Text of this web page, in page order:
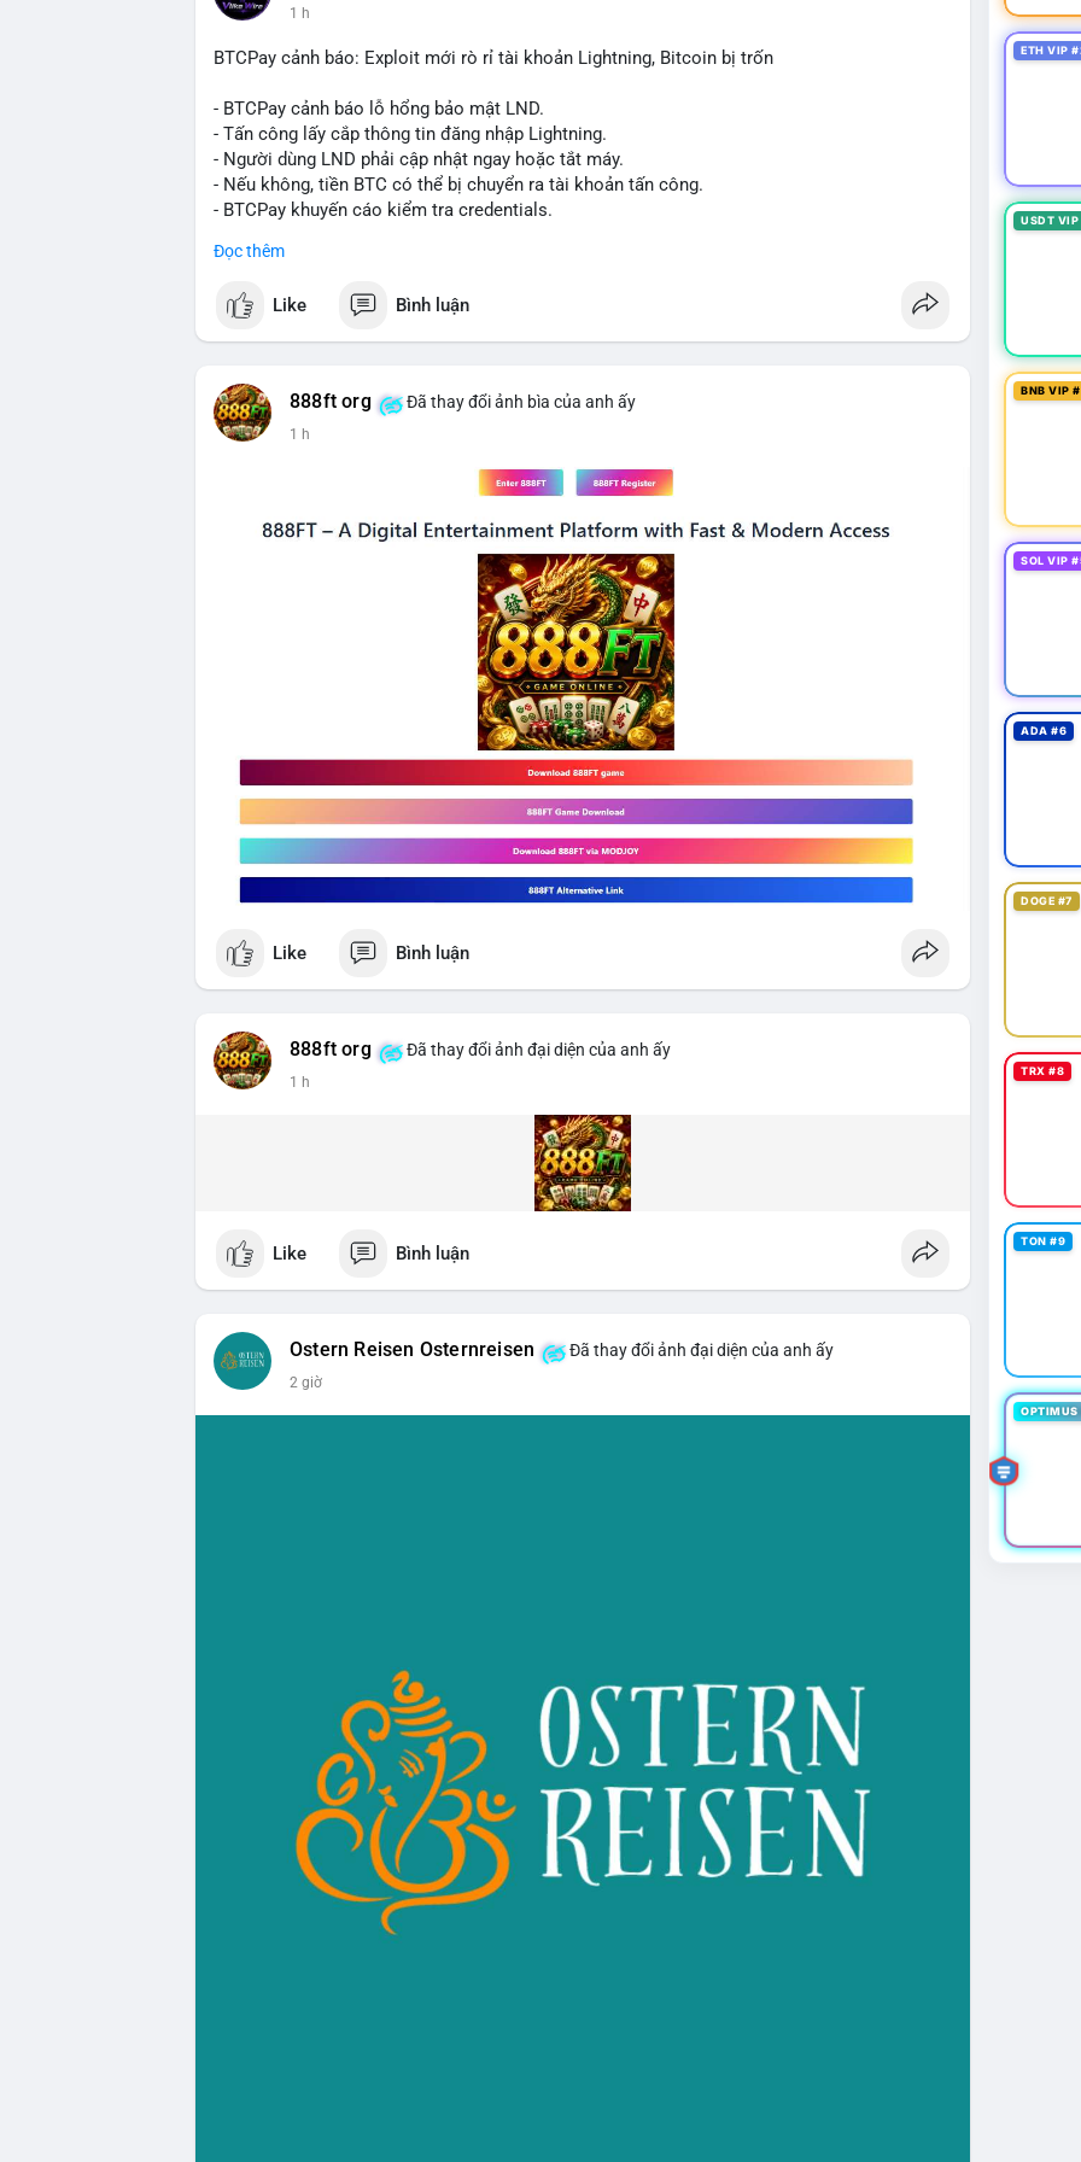
lệnh chuyển tiếp theo.
Lời khuyên:
định xu hướng rõ ràng hơn. Tránh hành động vội vàng dựa trên một giao dịch đơn lẻ, hãy kết
hợp với khối lượng giao dịch chung và biểu đồ giá để đưa ra quyết định hợp lý.
#289btc #chuyenvilon #giaodichchuaxacnhan #biendongcung
1 h
BTCPay cảnh báo: Exploit mới rò rỉ tài khoản Lightning, Bitcoin bị trốn
- BTCPay cảnh báo lỗ hổng bảo mật LND.
- Tấn công lấy cắp thông tin đăng nhập Lightning.
- Người dùng LND phải cập nhật ngay hoặc tắt máy.
- Nếu không, tiền BTC có thể bị chuyển ra tài khoản tấn công.
- BTCPay khuyến cáo kiểm tra credentials.
#binancesquare
$btc
📰 Nguồn: CoinDesk
Đọc thêm
Like Bình luận
888ft org Đã thay đổi ảnh bìa của anh ấy
1 h
Like Bình luận
888ft org Đã thay đổi ảnh đại diện của anh ấy
1 h
Like Bình luận
Ostern Reisen Osternreisen Đã thay đổi ảnh đại diện của anh ấy
2 giờ
ETH VIP
USDT
BNB VIP
SOL VIP
ADA #6
DOGE #7
TRX #8
TON #9
OPTIMUS